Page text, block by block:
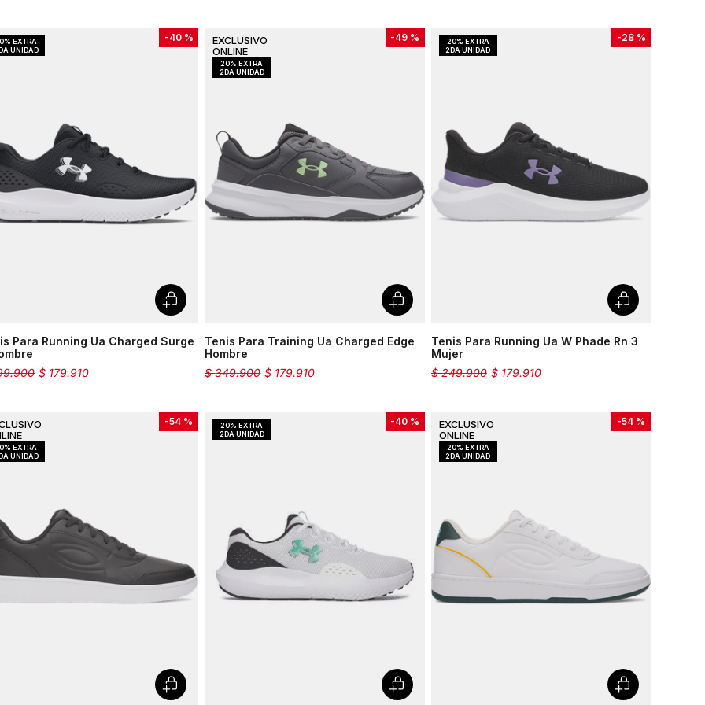
-40 %
Para Running Ua Charged Surge
$ 179.910
.900
-49 %
Tenis Para Training Ua Charged Edge
Hombre
$ 179.910
$ 349.900
-28 %
Tenis Para Running Ua W Phade Rn 3
Mujer
$ 179.910
$ 249.900
-54 % -40 % -54 %